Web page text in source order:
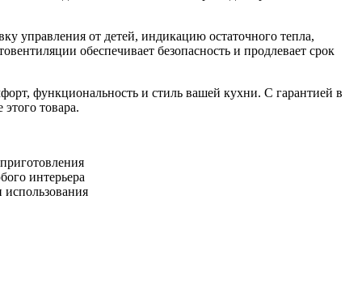
управления от детей, индикацию остаточного тепла,
обеспечивает безопасность и продлевает срок
функциональность и стиль вашей кухни. С гарантией в
товара.
интерьера